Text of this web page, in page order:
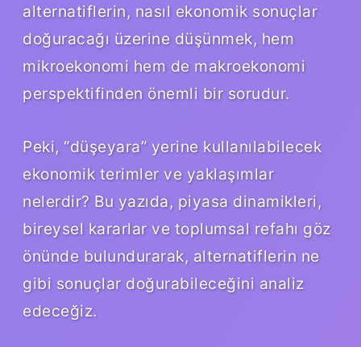
alternatiflerin, nasıl ekonomik sonuçlar
doğuracağı üzerine düşünmek, hem
mikroekonomi hem de makroekonomi
perspektifinden önemli bir sorudur.
Peki, “düşeyara” yerine kullanılabilecek
ekonomik terimler ve yaklaşımlar
nelerdir? Bu yazıda, piyasa dinamikleri,
bireysel kararlar ve toplumsal refahı göz
önünde bulundurarak, alternatiflerin ne
gibi sonuçlar doğurabileceğini analiz
edeceğiz.